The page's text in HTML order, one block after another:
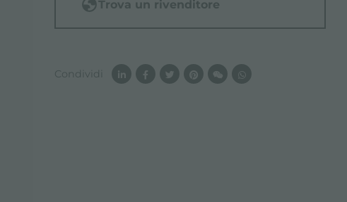
Trova un rivenditore
Condividi